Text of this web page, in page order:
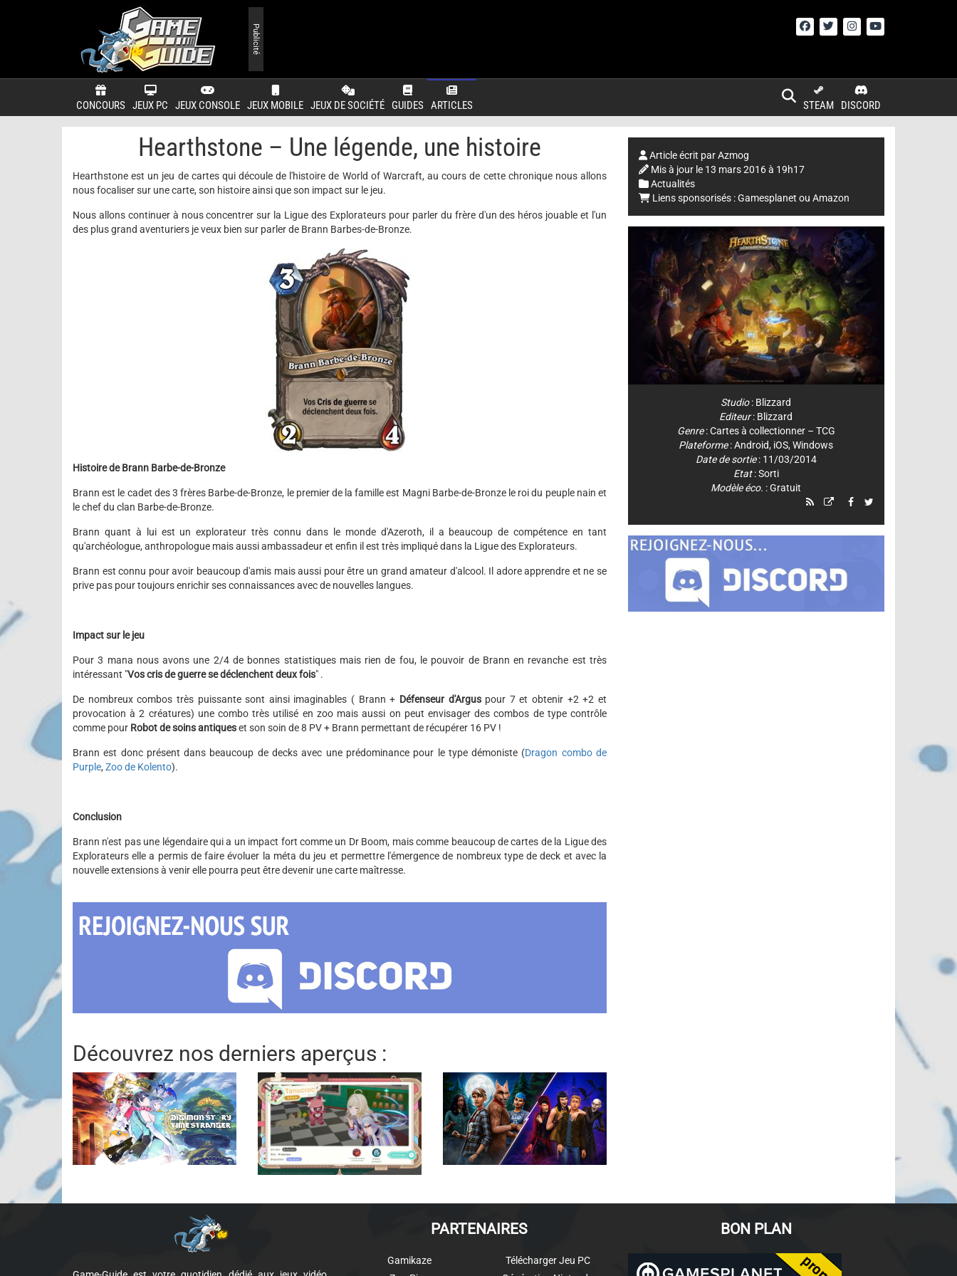
CONCOURS JEUX PC JEUX CONSOLE JEUX MOBILE JEUX DE SOCIÉTÉ GUIDES ARTICLES DISCORD
STEAM
Publicité
Hearthstone – Une légende, une histoire
Hearthstone est un jeu de cartes qui découle de l'histoire de World of Warcraft, au cours de cette chronique nous allons
nous focaliser sur une carte, son histoire ainsi que son impact sur le jeu.
Nous allons continuer à nous concentrer sur la Ligue des Explorateurs pour parler du frère d'un des héros jouable et l'un
des plus grand aventuriers je veux bien sur parler de Brann Barbes-de-Bronze.
Histoire de Brann Barbe-de-Bronze
Brann est le cadet des 3 frères Barbe-de-Bronze, le premier de la famille est Magni Barbe-de-Bronze le roi du peuple nain et
le chef du clan Barbe-de-Bronze.
Brann quant à lui est un explorateur très connu dans le monde d'Azeroth, il a beaucoup de compétence en tant
qu'archéologue, anthropologue mais aussi ambassadeur et enfin il est très impliqué dans la Ligue des Explorateurs.
Brann est connu pour avoir beaucoup d'amis mais aussi pour être un grand amateur d'alcool. Il adore apprendre et ne se
prive pas pour toujours enrichir ses connaissances avec de nouvelles langues.
Impact sur le jeu
Pour 3 mana nous avons une 2/4 de bonnes statistiques mais rien de fou, le pouvoir de Brann en revanche est très
intéressant "Vos cris de guerre se déclenchent deux fois" .
De nombreux combos très puissante sont ainsi imaginables ( Brann + Défenseur d'Arguspour 7 et obtenir +2 +2 et
provocation à 2 créatures) une combo très utilisé en zoo mais aussi on peut envisager des combos de type contrôle
comme pour Robot de soins antiqueset son soin de 8 PV + Brann permettant de récupérer 16 PV !
Brann est donc présent dans beaucoup de decks avec une prédominance pour le type démoniste (Dragon combo de
Purple, Zoo de Kolento).
Conclusion
Brann n'est pas une légendaire qui a un impact fort comme un Dr Boom, mais comme beaucoup de cartes de la Ligue des
Explorateurs elle a permis de faire évoluer la méta du jeu et permettre l'émergence de nombreux type de deck et avec la
nouvelle extensions à venir elle pourra peut être devenir une carte maîtresse.
Découvrez nos derniers aperçus :
Article écrit parAzmog
Mis à jour le 13 mars 2016 à 19h17
Actualités
Liens sponsorisés :Gamesplanet ou Amazon
Studio: Blizzard
Editeur: Blizzard
Genre:Cartes à collectionner – TCG
Plateforme:Android, iOS,Windows
Date de sortie: 11/03/2014
Etat: Sorti
Modèle éco. : Gratuit
PARTENAIRES
Gamikaze
Télécharger Jeu PC
BON PLAN